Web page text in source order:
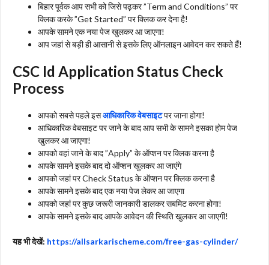
बिहार पूर्वक आप सभी को जिसे पढ़कर ”Term and Conditions” पर
क्लिक करके ”Get Started” पर क्लिक कर देना है!
आपके सामने एक नया पेज खुलकर आ जाएगा!
आप जहां से बड़ी ही आसानी से इसके लिए ऑनलाइन आवेदन कर सकते हैं!
CSC Id Application Status Check
Process
आपको सबसे पहले इसआधिकारिक वेबसाइटपर जाना होगा!
आधिकारिक वेबसाइट पर जाने के बाद आप सभी के सामने इसका होम पेज
खुलकर आ जाएगा!
आपको वहां जाने के बाद ”Apply” के ऑप्शन पर क्लिक करना है
आपके सामने इसके बाद दो ऑप्शन खुलकर आ जाएंगे
आपको जहां पर Check Status के ऑप्शन पर क्लिक करना है
आपके सामने इसके बाद एक नया पेज लेकर आ जाएगा
आपको जहां पर कुछ जरूरी जानकारी डालकर सबमिट करना होगा!
आपके सामने इसके बाद आपके आवेदन की स्थिति खुलकर आ जाएगी!
यह भी देखें: https://allsarkarischeme.com/free-gas-cylinder/